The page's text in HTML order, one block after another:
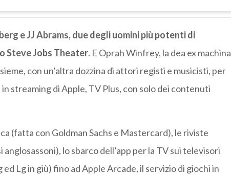
e JJ Abrams, due degli uomini più potenti di
Steve Jobs Theater. E Oprah Winfrey, la dea ex machina
con un’altra dozzina di attori registi e musicisti, per
streaming di Apple, TV Plus, con solo dei contenuti
(fatta con Goldman Sachs e Mastercard), le riviste
anglosassoni), lo sbarco dell’app per la TV sui televisori
Lg in giù) fino ad Apple Arcade, il servizio di giochi in